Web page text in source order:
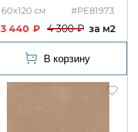
60x120 #PE81973
3 440 4 300 м2